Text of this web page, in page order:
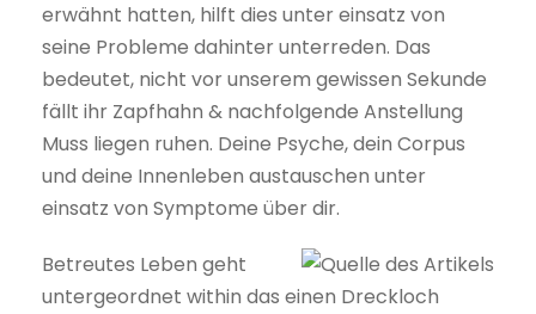
erwähnt hatten, hilft dies unter einsatz von
seine Probleme dahinter unterreden. Das
bedeutet, nicht vor unserem gewissen Sekunde
fällt ihr Zapfhahn & nachfolgende Anstellung
Muss liegen ruhen. Deine Psyche, dein Corpus
und deine Innenleben austauschen unter
einsatz von Symptome über dir.
Betreutes Leben geht
untergeordnet within das einen Dreckloch